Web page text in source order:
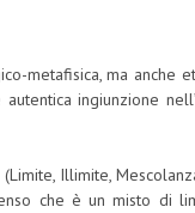
metafisica, ma anche
ingiunzione
Illimite,
che è un misto di